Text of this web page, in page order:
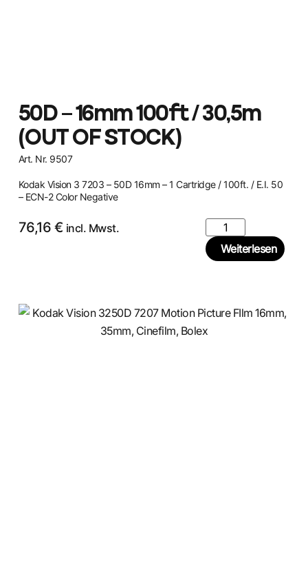
50D – 16mm 100ft / 30,5m
(OUT OF STOCK)
Art. Nr. 9507
Kodak Vision 3 7203 – 50D 16mm – 1 Cartridge / 100ft. / E.I. 50
– ECN-2 Color Negative
76,16 € incl. Mwst.
Weiterlesen